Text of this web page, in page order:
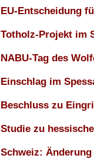
EU-Entscheidung
Totholz-Projekt im
NABU-Tag des
Einschlag im
Beschluss zu
Studie zu
Schweiz: